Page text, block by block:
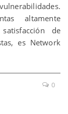
altamente
de
es Network
0